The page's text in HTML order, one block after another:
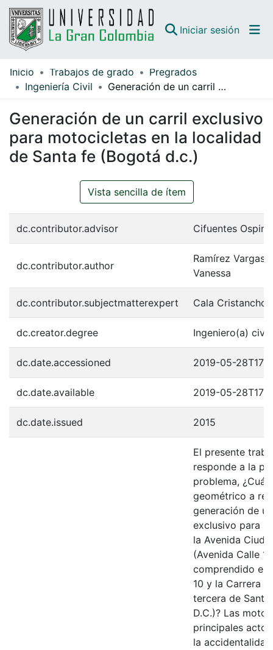
Iniciar sesión
Comunidades
Inicio Trabajos de grado
Pregrados
Ingeniería Civil
Generación de un carril exclusivo para motocicletas en la localidad de Santa fe (Bogotá d.c.)
Generación de un carril exclusivo
para motocicletas en la localidad
de Santa fe (Bogotá d.c.)
Vista sencilla de ítem
dc.contributor.advisor Cifuentes
dc.contributor.author
Ramírez Vargas,
Vanessa
dc.contributor.subjectmatterexpert Cala Cristancho,
dc.creator.degree Ingeniero(a) civil
dc.date.accessioned 2019-05-
dc.date.available 2019-05-
dc.date.issued 2015
El presente
responde a la
problema, ¿Cuál
geométrico a
generación de
exclusivo para
la Avenida
(Avenida Calle
comprendido
10 y la Carrera
tercera de Santa
D.C.)? Las
principales
la